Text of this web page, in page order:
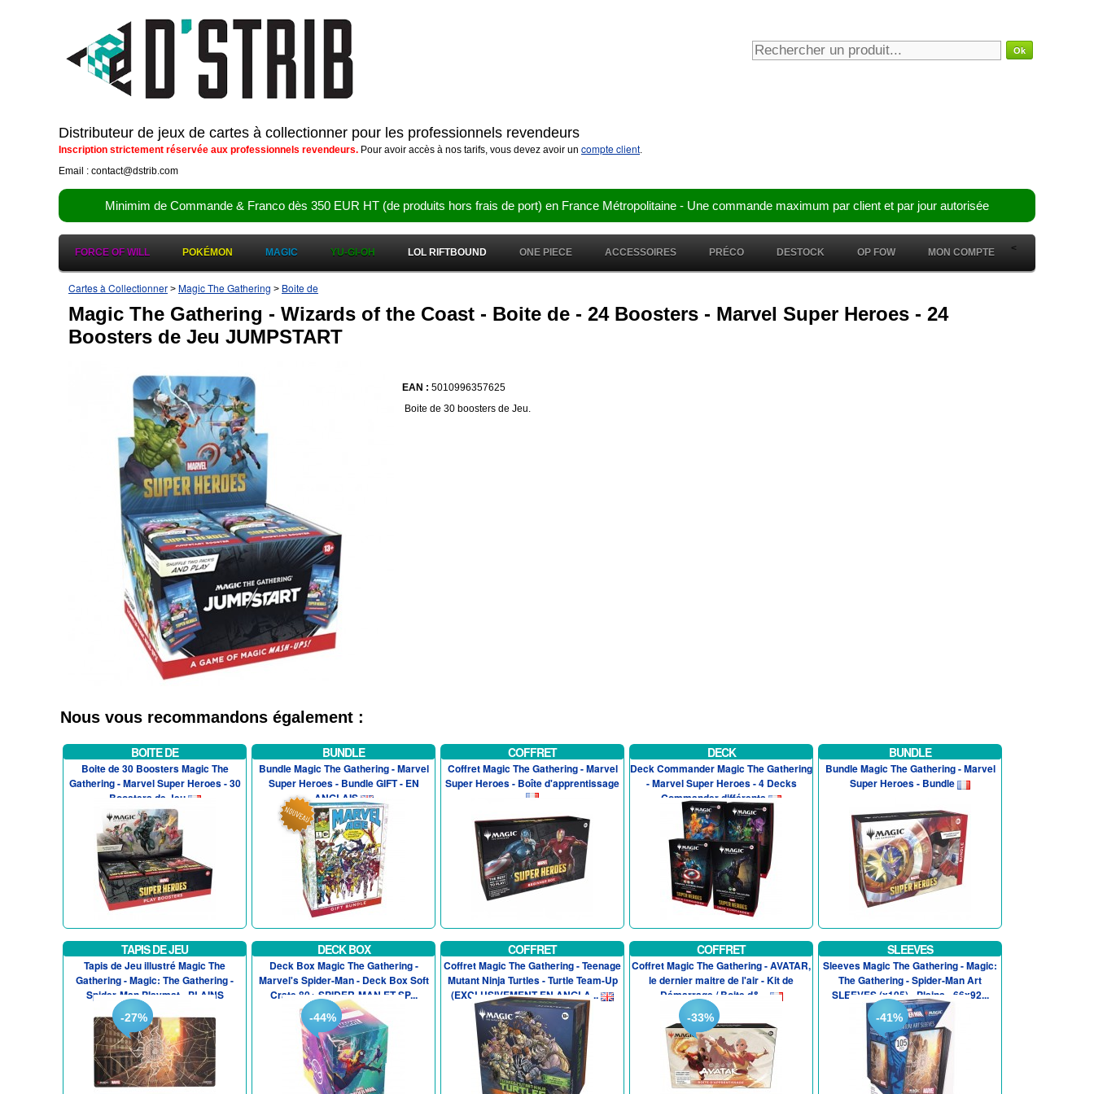
Distributeur de jeux de cartes à collectionner pour les professionnels revendeurs
Inscription strictement réservée aux professionnels revendeurs. Pour avoir accès à nos tarifs, vous devez avoir un compte client.
Email : contact@dstrib.com
Minimim de Commande & Franco dès 350 EUR HT (de produits hors frais de port) en France Métropolitaine - Une commande maximum par client et par jour autorisée
FORCE OF WILL POKÉMON MAGIC YU-GI-OH LOL RIFTBOUND ONE PIECE ACCESSOIRES PRÉCO <
DESTOCK OP FOW MON COMPTE
Cartes à Collectionner > Magic The Gathering > Boite de
Magic The Gathering - Wizards of the Coast - Boite de - 24 Boosters - Marvel Super Heroes - 24
Boosters de Jeu JUMPSTART
EAN : 5010996357625
Boite de 30 boosters de Jeu.
Nous vous recommandons également :
BOITE DE
Boite de 30 Boosters Magic The
Gathering - Marvel Super Heroes - 30
Boosters de Jeu
BUNDLE
Bundle Magic The Gathering - Marvel
Super Heroes - Bundle GIFT - EN
ANGLAIS
COFFRET
Coffret Magic The Gathering - Marvel
Super Heroes - Boîte d'apprentissage
DECK
Deck Commander Magic The Gathering
- Marvel Super Heroes - 4 Decks
Commander différents
BUNDLE
Bundle Magic The Gathering - Marvel
Super Heroes - Bundle
TAPIS DE JEU
Tapis de Jeu illustré Magic The
Gathering - Magic: The Gathering -
Spider-Man Playmat - PLAINS
-27%
DECK BOX
Deck Box Magic The Gathering -
Marvel's Spider-Man - Deck Box Soft
Crate 80+ SPIDER-MAN ET SP...
-44%
COFFRET
Coffret Magic The Gathering - Teenage
Mutant Ninja Turtles - Turtle Team-Up
(EXCLUSIVEMENT EN ANGLA...
COFFRET
Coffret Magic The Gathering - AVATAR,
le dernier maitre de l'air - Kit de
Démarrage / Boite d&...
-33%
SLEEVES
Sleeves Magic The Gathering - Magic:
The Gathering - Spider-Man Art
SLEEVES (x105) - Plains - 66x92...
-41%